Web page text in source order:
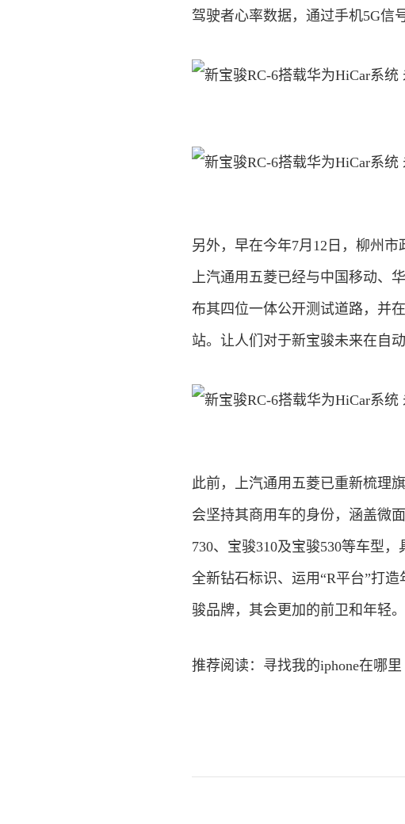
驾驶者心率数据，通过手机5G信
另外，早在今年7月12日，柳州市
上汽通用五菱已经与中国移动、
布其四位一体公开测试道路，并
站。让人们对于新宝骏未来在自
此前，上汽通用五菱已重新梳理
会坚持其商用车的身份，涵盖微
730、宝骏310及宝骏530等车型
全新钻石标识、运用“R平台”打
骏品牌，其会更加的前卫和年轻。
推荐阅读： 寻找我的iphone在哪里